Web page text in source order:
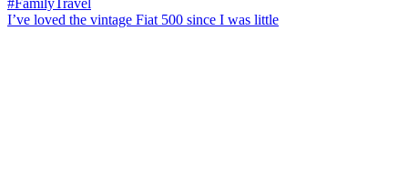
I’ve loved the vintage Fiat 500 since I was little